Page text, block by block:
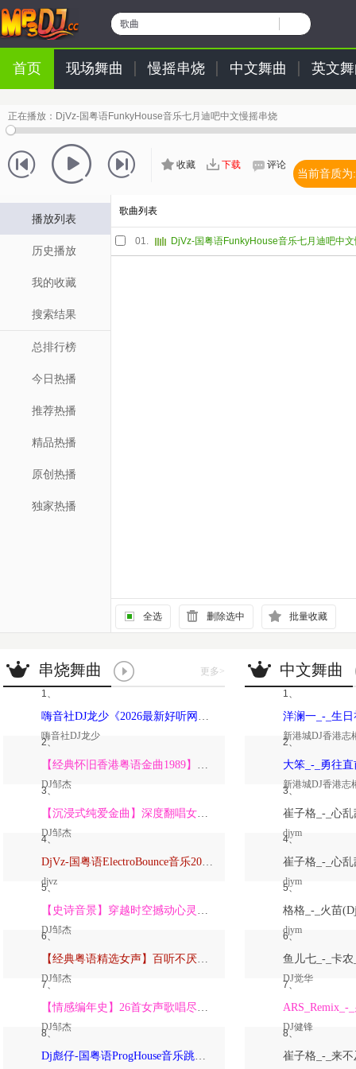
歌曲
首页 现场舞曲 慢摇串烧 中文舞曲 英文
正在播放： DjVz-国粤语FunkyHouse音乐七月迪吧中文慢摇串烧
收藏 下载 评论
当前音质为:
播放列表
历史播放
我的收藏
搜索结果
总排行榜
今日热播
推荐热播
精品热播
原创热播
独家热播
歌曲列表
01. DjVz-国粤语FunkyHouse音乐七月迪吧中
全选 删除选中 批量收藏
串烧舞曲 更多>
1、
嗨音社DJ龙少《2026最新好听网络伤感歌曲推荐·深爱过的人一生惦记》
嗨音社DJ龙少
2、
【经典怀旧香港粤语金曲1989】高潮版【DJ邹杰】
DJ邹杰
3、
【沉浸式纯爱金曲】深度翻唱女声版【DJ邹杰】_
DJ邹杰
4、
DjVz-国粤语ElectroBounce音乐2026讲不出再见怀旧版蹦迪跳舞大碟
djvz
5、
【史诗音景】穿越时空撼动心灵的管弦乐【DJ邹杰】
DJ邹杰
6、
【经典粤语精选女声】百听不厌深度翻唱版【DJ邹杰】_
DJ邹杰
7、
【情感编年史】26首女声歌唱尽从暗恋到放下的全部【DJ邹杰】
DJ邹杰
8、
Dj彪仔-国粤语ProgHouse音乐跳舞街vs心要让你听见串烧Vol.39
中文舞曲
1、
新港城DJ香港志
2、
新港城DJ香港志
3、
djym
4、
djym
5、
djym
6、
DJ觉华
7、
DJ健锋
8、